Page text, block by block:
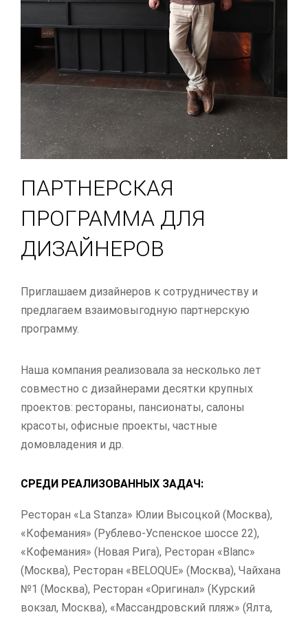
ПАРТНЕРСКАЯ
ПРОГРАММА ДЛЯ
ДИЗАЙНЕРОВ
Приглашаем дизайнеров к сотрудничеству и
предлагаем взаимовыгодную партнерскую
программу.
Наша компания реализовала за несколько лет
совместно с дизайнерами десятки крупных
проектов: рестораны, пансионаты, салоны
красоты, офисные проекты, частные
домовладения и др.
СРЕДИ РЕАЛИЗОВАННЫХ ЗАДАЧ:
Ресторан «La Stanza» Юлии Высоцкой (Москва),
«Кофемания» (Рублево-Успенское шоссе 22),
«Кофемания» (Новая Рига), Ресторан «Blanc»
(Москва), Ресторан «BELOQUE» (Москва), Чайхана
№1 (Москва), Ресторан «Оригинал» (Курский
вокзал, Москва), «Массандровский пляж» (Ялта,